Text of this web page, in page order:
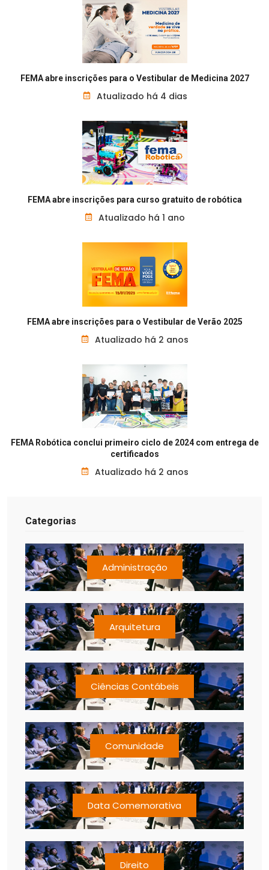
FEMA abre inscrições para o Vestibular de Medicina 2027
Atualizado há 4 dias
FEMA abre inscrições para curso gratuito de robótica
Atualizado há 1 ano
FEMA abre inscrições para o Vestibular de Verão 2025
Atualizado há 2 anos
FEMA Robótica conclui primeiro ciclo de 2024 com entrega de
certificados
Atualizado há 2 anos
Categorias
Administração
Arquitetura
Ciências Contábeis
Comunidade
Data Comemorativa
Direito